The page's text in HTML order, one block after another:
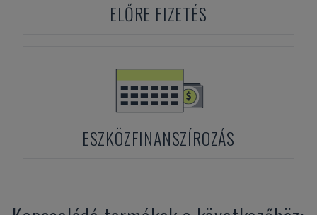
ELŐRE FIZETÉS
ESZKÖZFINANSZÍROZÁS